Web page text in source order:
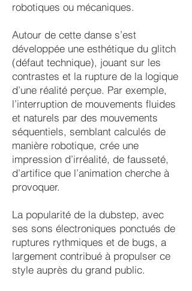
robotiques ou mécaniques.
Autour de cette danse s’est
développée une esthétique du glitch
(défaut technique), jouant sur les
contrastes et la rupture de la logique
d’une réalité perçue. Par exemple,
l’interruption de mouvements fluides
et naturels par des mouvements
séquentiels, semblant calculés de
manière robotique, crée une
impression d’irréalité, de fausseté,
d’artifice que l’animation cherche à
provoquer.
La popularité de la dubstep, avec
ses sons électroniques ponctués de
ruptures rythmiques et de bugs, a
largement contribué à propulser ce
style auprès du grand public.